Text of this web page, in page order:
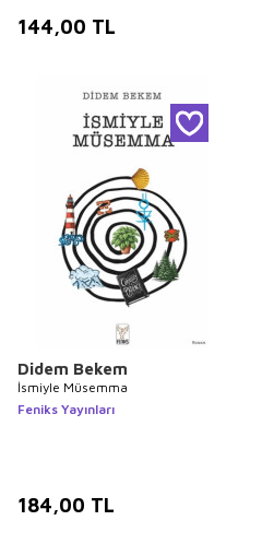
144,00 TL
Didem Bekem
İsmiyle Müsemma
Feniks Yayınları
184,00 TL